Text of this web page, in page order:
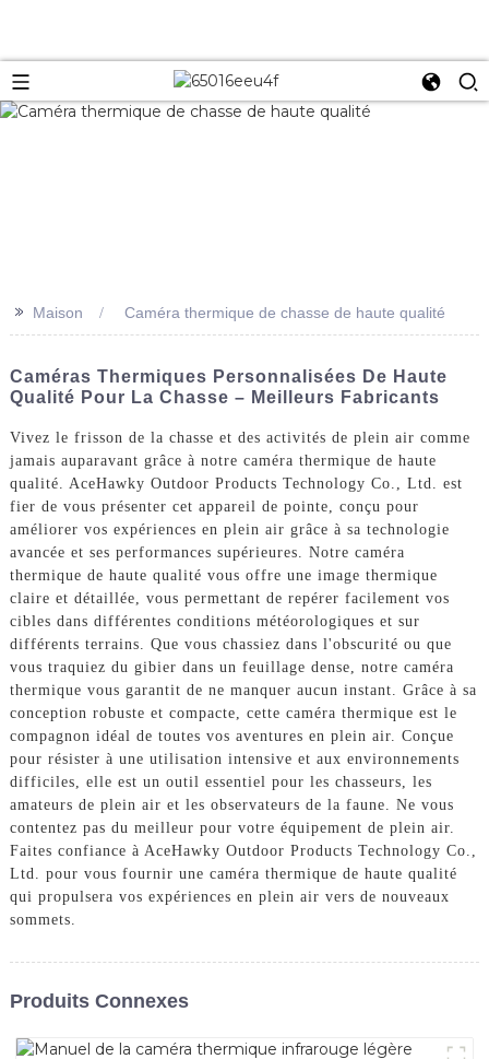
>> Maison Caméra thermique de chasse de haute qualité
Caméras Thermiques Personnalisées De Haute
Qualité Pour La Chasse – Meilleurs Fabricants
Vivez le frisson de la chasse et des activités de plein air comme
jamais auparavant grâce à notre caméra thermique de haute
qualité. AceHawky Outdoor Products Technology Co., Ltd. est
fier de vous présenter cet appareil de pointe, conçu pour
améliorer vos expériences en plein air grâce à sa technologie
avancée et ses performances supérieures. Notre caméra
thermique de haute qualité vous offre une image thermique
claire et détaillée, vous permettant de repérer facilement vos
cibles dans différentes conditions météorologiques et sur
différents terrains. Que vous chassiez dans l'obscurité ou que
vous traquiez du gibier dans un feuillage dense, notre caméra
thermique vous garantit de ne manquer aucun instant. Grâce à sa
conception robuste et compacte, cette caméra thermique est le
compagnon idéal de toutes vos aventures en plein air. Conçue
pour résister à une utilisation intensive et aux environnements
difficiles, elle est un outil essentiel pour les chasseurs, les
amateurs de plein air et les observateurs de la faune. Ne vous
contentez pas du meilleur pour votre équipement de plein air.
Faites confiance à AceHawky Outdoor Products Technology Co.,
Ltd. pour vous fournir une caméra thermique de haute qualité
qui propulsera vos expériences en plein air vers de nouveaux
sommets.
Produits Connexes